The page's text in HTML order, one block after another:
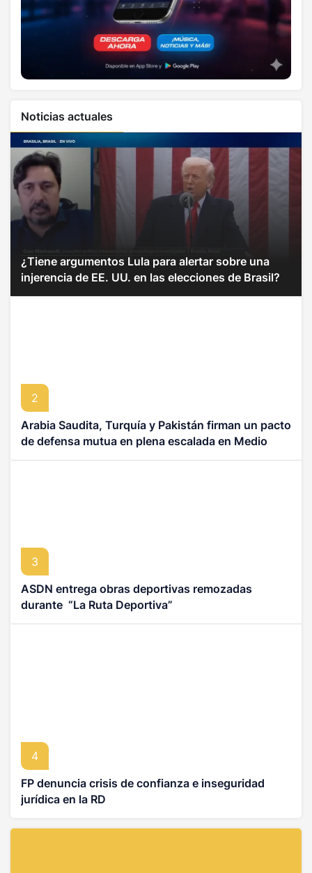
Noticias actuales
¿Tiene argumentos Lula para alertar sobre una
injerencia de EE. UU. en las elecciones de Brasil?
2
Arabia Saudita, Turquía y Pakistán firman un pacto
de defensa mutua en plena escalada en Medio
Oriente
3
ASDN entrega obras deportivas remozadas
durante “La Ruta Deportiva”
4
FP denuncia crisis de confianza e inseguridad
jurídica en la RD